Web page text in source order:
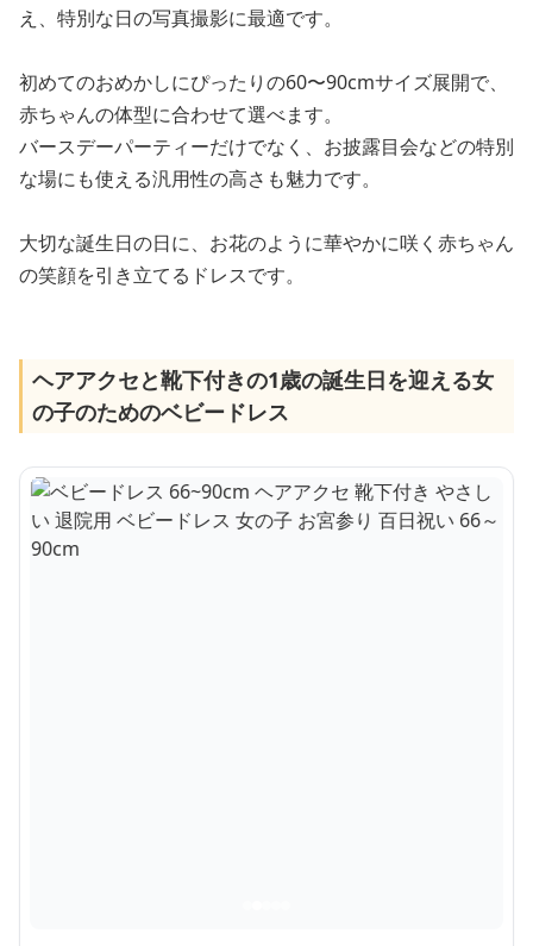
え、特別な日の写真撮影に最適です。
初めてのおめかしにぴったりの60〜90cmサイズ展開で、
赤ちゃんの体型に合わせて選べます。
バースデーパーティーだけでなく、お披露目会などの特別
な場にも使える汎用性の高さも魅力です。
大切な誕生日の日に、お花のように華やかに咲く赤ちゃん
の笑顔を引き立てるドレスです。
ヘアアクセと靴下付きの1歳の誕生日を迎える女
の子のためのベビードレス